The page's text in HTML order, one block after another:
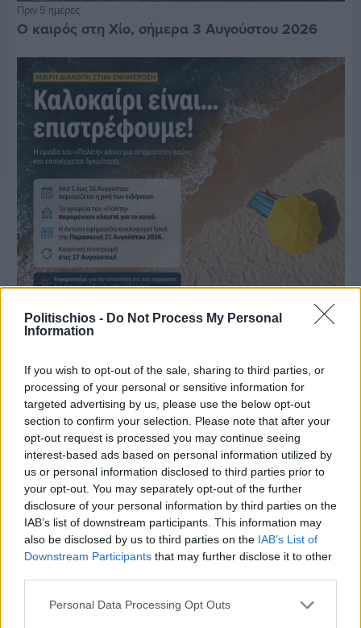
Politischios - Do Not Process My Personal
Information
If you wish to opt-out of the sale, sharing to third parties, or
processing of your personal or sensitive information for
targeted advertising by us, please use the below opt-out
section to confirm your selection. Please note that after your
opt-out request is processed you may continue seeing
interest-based ads based on personal information utilized by
us or personal information disclosed to third parties prior to
your opt-out. You may separately opt-out of the further
disclosure of your personal information by third parties on the
IAB’s list of downstream participants. This information may
also be disclosed by us to third parties on the IAB’s List of
Downstream Participants that may further disclose it to other
Personal Data Processing Opt Outs
Πριν 5 ημέρες
Ο καιρός στη Χίο, σήμερα 3 Αυγούστου 2026
Πριν 8 ημέρες
Μία μικρή αλλά αναγκαία ανάπαυλα για την